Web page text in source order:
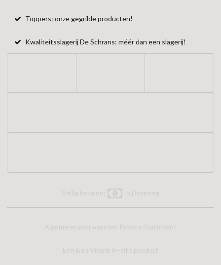
Toppers: onze gegrilde producten!
Kwaliteitsslagerij De Schrans: méér dan een slagerij!